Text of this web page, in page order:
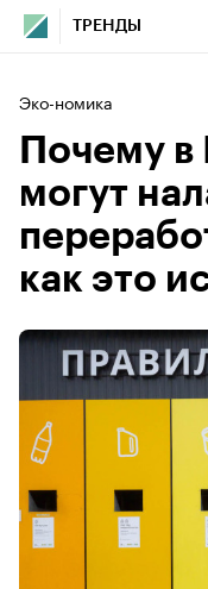
ТРЕНДЫ
Эко-номика
Почему в
могут
как это